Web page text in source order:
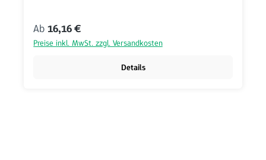
Regulärer Preis:
Ab 16,16 €
Preise inkl. MwSt. zzgl. Versandkosten
Details